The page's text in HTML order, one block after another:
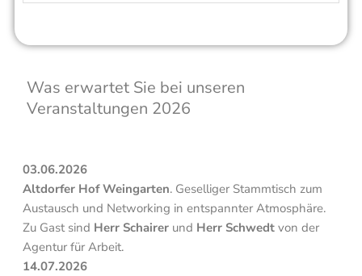
Was erwartet Sie bei unseren
Veranstaltungen 2026
03.06.2026
Altdorfer Hof Weingarten. Geselliger Stammtisch zum
Austausch und Networking in entspannter Atmosphäre.
Zu Gast sind Herr Schairerund Herr Schwedtvon der
Agentur für Arbeit.
14.07.2026